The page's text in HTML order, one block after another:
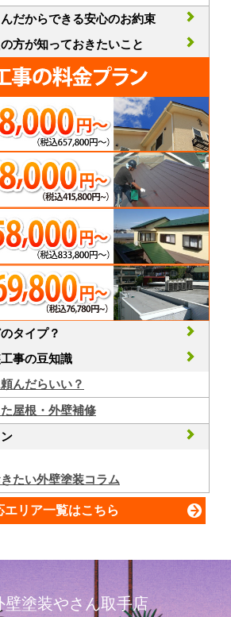
だからできる安心のお約束
方が知っておきたいこと
タイプ？
事の豆知識
んだらいい？
屋根・外壁補修
たい外壁塗装コラム
エリア一覧はこちら
壁塗装やさん取手店